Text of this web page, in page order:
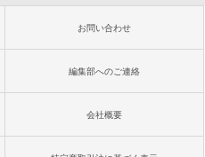
お問い合わせ
編集部へのご連絡
会社概要